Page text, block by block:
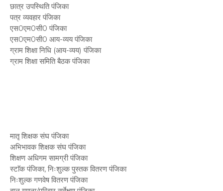
छात्र उपस्थिति पंजिका
पत्र व्यवहार पंजिका
एस0एम0सी0 पंजिका
एस0एम0सी0 आय-व्यय पंजिका
ग्राम शिक्षा निधि (आय-व्यय) पंजिका
ग्राम शिक्षा समिति बैठक पंजिका
मातृ शिक्षक संघ पंजिका
अभिभावक शिक्षक संघ पंजिका
शिक्षण अधिगम सामग्री पंजिका
स्टाॅक पंजिका, निःशुल्क पुस्तक वितरण पंजिका
निःशुल्क गणवेष वितरण पंजिका